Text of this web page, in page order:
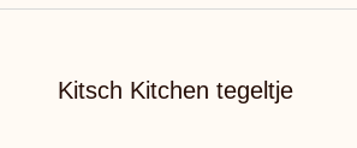
Kitsch Kitchen tegeltje